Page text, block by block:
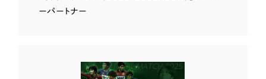
ーパートナー